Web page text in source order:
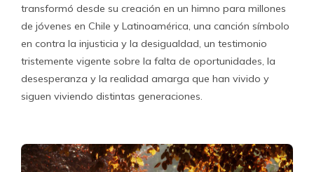
transformó desde su creación en un himno para millones
de jóvenes en Chile y Latinoamérica, una canción símbolo
en contra la injusticia y la desigualdad, un testimonio
tristemente vigente sobre la falta de oportunidades, la
desesperanza y la realidad amarga que han vivido y
siguen viviendo distintas generaciones.